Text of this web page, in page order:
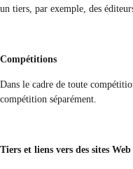
un tiers, par exemple, des
Compétitions
Dans le cadre de toute
compétition séparément.
Tiers et liens vers des sites Web